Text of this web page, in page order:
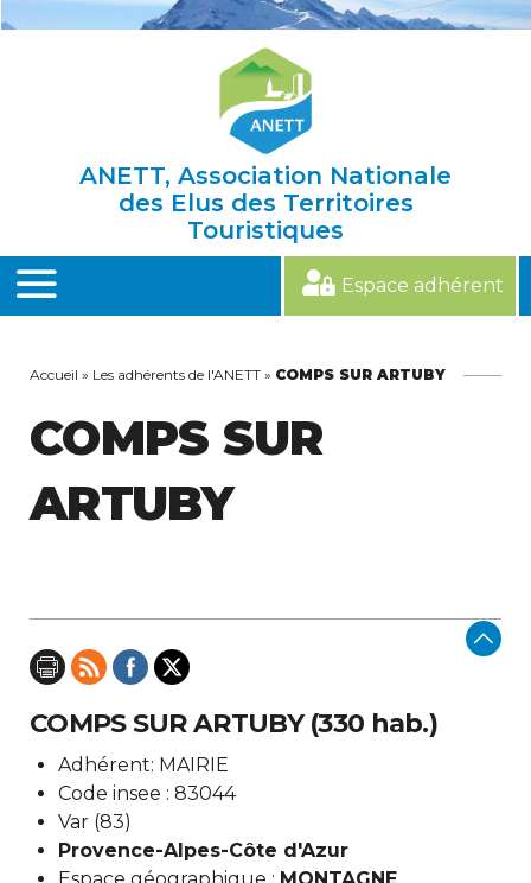
ANETT, Association Nationale
des Elus des Territoires
Touristiques
MENU
Espace adhérent
Accueil » Les adhérents de l'ANETT » COMPS SUR ARTUBY
COMPS SUR
ARTUBY
COMPS SUR ARTUBY (330 hab.)
Adhérent: MAIRIE
Code insee : 83044
Var (83)
Provence-Alpes-Côte d'Azur